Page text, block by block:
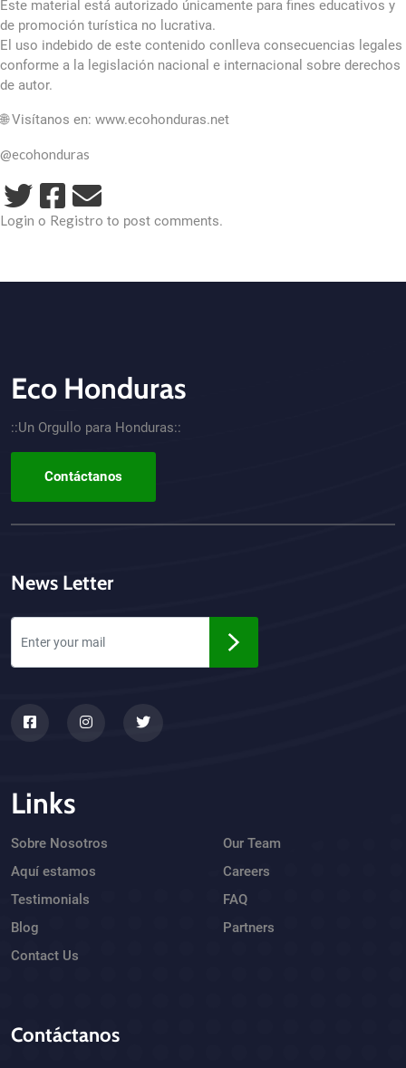
Este material está autorizado únicamente para fines educativos y
de promoción turística no lucrativa.
El uso indebido de este contenido conlleva consecuencias legales
conforme a la legislación nacional e internacional sobre derechos
de autor.
🌐 Visítanos en: www.ecohonduras.net
@ecohonduras
Login o Registro to post comments.
CTA - Footer
Eco Honduras
::Un Orgullo para Honduras::
Contáctanos
News Letter
Links
Sobre Nosotros
Aquí estamos
Testimonials
Blog
Contact Us
Our Team
Careers
FAQ
Partners
Contáctanos